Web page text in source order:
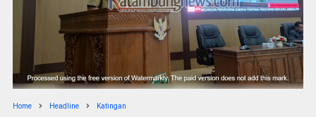
Home Headline Katingan